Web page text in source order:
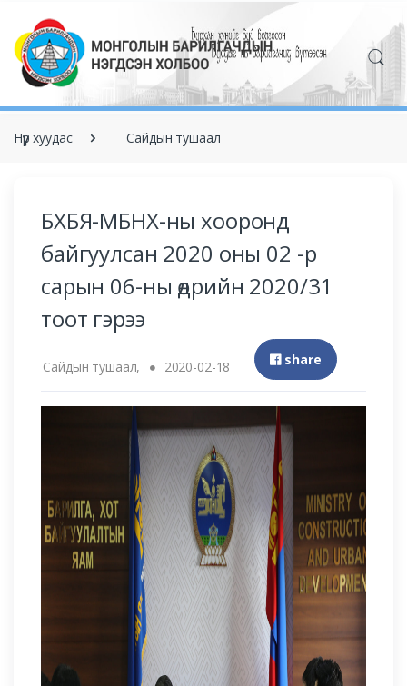
Нүүр хуудас Сайдын тушаал
БХБЯ-МБНХ-ны хооронд
байгуулсан 2020 оны 02 -р
сарын 06-ны өдрийн 2020/31
тоот гэрээ
share
Сайдын тушаал, 2020-02-18